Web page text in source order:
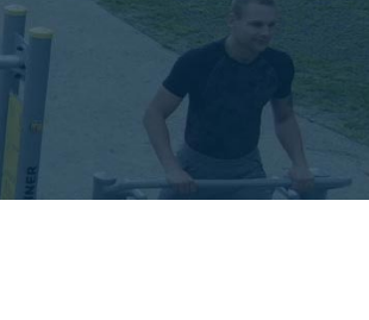
& Spaziergänger & Adductor
Duo